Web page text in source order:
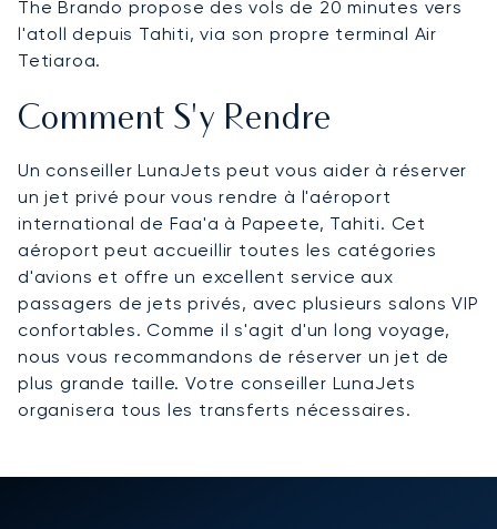
The Brando propose des vols de 20 minutes vers
l'atoll depuis Tahiti, via son propre terminal Air
Tetiaroa.
Comment S'y Rendre
Un conseiller LunaJets peut vous aider à réserver
un jet privé pour vous rendre à l'aéroport
international de Faa'a à Papeete, Tahiti. Cet
aéroport peut accueillir toutes les catégories
d'avions et offre un excellent service aux
passagers de jets privés, avec plusieurs salons VIP
confortables. Comme il s'agit d'un long voyage,
nous vous recommandons de réserver un jet de
plus grande taille. Votre conseiller LunaJets
organisera tous les transferts nécessaires.